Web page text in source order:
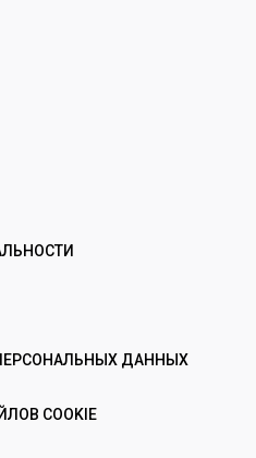
ДАННЫХ
COOKIE